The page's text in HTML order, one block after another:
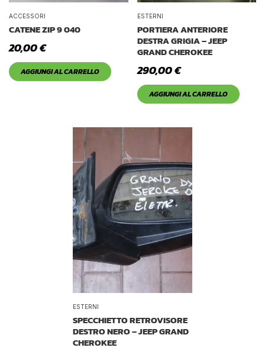
ACCESSORI
CATENE ZIP 9 040
20,00€
AGGIUNGI AL CARRELLO
ESTERNI
PORTIERA ANTERIORE
DESTRA GRIGIA – JEEP
GRAND CHEROKEE
290,00€
AGGIUNGI AL CARRELLO
ESTERNI
SPECCHIETTO RETROVISORE
DESTRO NERO – JEEP GRAND
CHEROKEE